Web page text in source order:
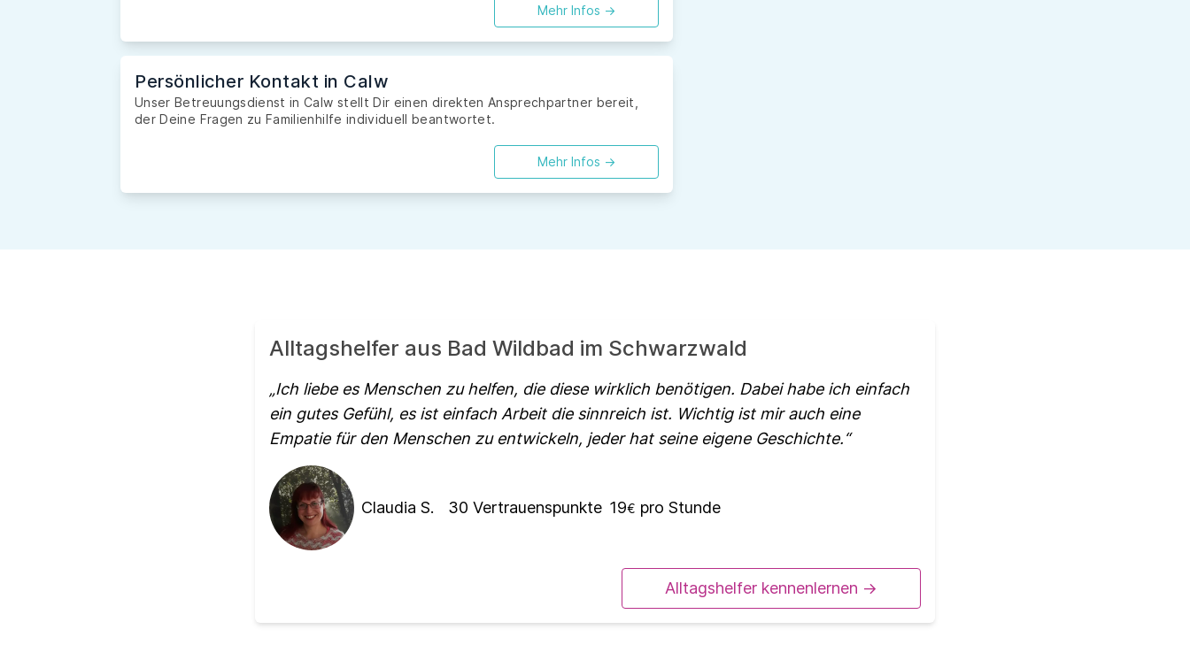
Mehr Infos ->
Persönlicher Kontakt in Calw
Unser Betreuungsdienst in Calw stellt Dir einen direkten Ansprechpartner bereit,
der Deine Fragen zu Familienhilfe individuell beantwortet.
Mehr Infos ->
Alltagshelfer aus Bad Wildbad im Schwarzwald
Ich liebe es Menschen zu helfen, die diese wirklich benötigen. Dabei habe ich einfach
ein gutes Gefühl, es ist einfach Arbeit die sinnreich ist. Wichtig ist mir auch eine
Empatie für den Menschen zu entwickeln, jeder hat seine eigene Geschichte.
Claudia S. 30 Vertrauenspunkte 19€ pro Stunde
Alltagshelfer kennenlernen ->